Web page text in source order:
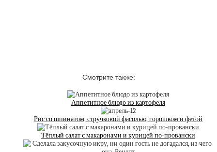
Смотрите также:
Аппетитное блюдо из картофеля
Рис со шпинатом, стручковой фасолью, горошком и фетой
Тёплый салат с макаронами и курицей по-провански